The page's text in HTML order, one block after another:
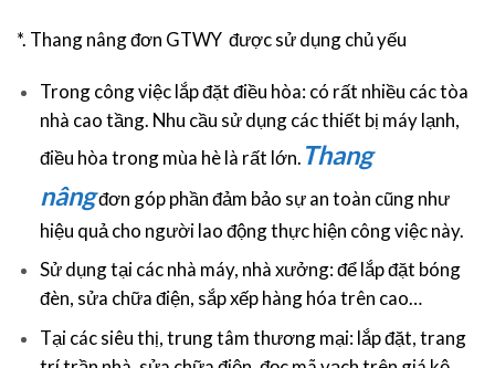
*. Thang nâng đơn GTWY được sử dụng chủ yếu
Trong công việc lắp đặt điều hòa: có rất nhiều các tòa
nhà cao tầng. Nhu cầu sử dụng các thiết bị máy lạnh,
điều hòa trong mùa hè là rất lớn. Thang
nângđơn góp phần đảm bảo sự an toàn cũng như
hiệu quả cho người lao động thực hiện công việc này.
Sử dụng tại các nhà máy, nhà xưởng: để lắp đặt bóng
đèn, sửa chữa điện, sắp xếp hàng hóa trên cao…
Tại các siêu thị, trung tâm thương mại: lắp đặt, trang